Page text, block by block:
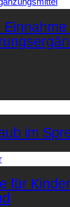
im
für